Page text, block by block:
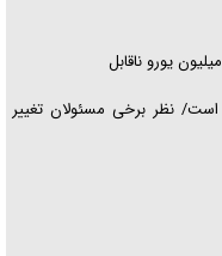
نظر برخی مسئولان تغییر